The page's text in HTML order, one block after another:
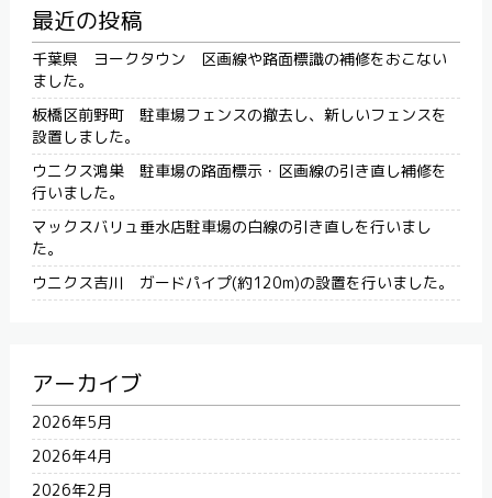
最近の投稿
千葉県 ヨークタウン 区画線や路面標識の補修をおこない
ました。
板橋区前野町 駐車場フェンスの撤去し、新しいフェンスを
設置しました。
ウニクス鴻巣 駐車場の路面標示・区画線の引き直し補修を
行いました。
マックスバリュ垂水店駐車場の白線の引き直しを行いまし
た。
ウニクス吉川 ガードパイプ(約120m)の設置を行いました。
アーカイブ
2026年5月
2026年4月
2026年2月